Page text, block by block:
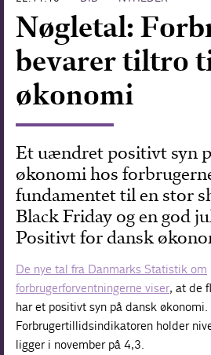
Forskning
Nøgletal:
bevarer tiltro
økonomi
Et uændret positivt syn
økonomi hos
fundamentet til en stor
Black Friday og en god
Positivt for dansk
De nye tal fra Danmarks Statistik om
forbrugerforventningerne viser, at de
har et positivt syn på dansk økonomi.
Forbrugertillidsindikatoren holder
ligger i november på 4,3.